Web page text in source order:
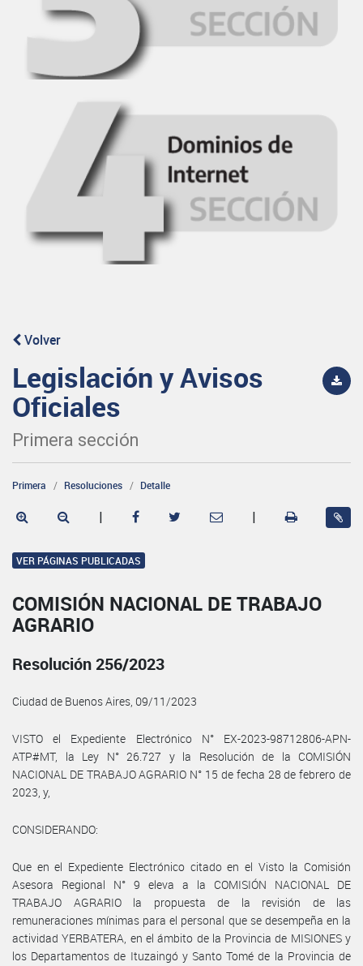
Volver
Legislación y Avisos
Oficiales
Primera sección
Primera Resoluciones Detalle
| |
VER PÁGINAS PUBLICADAS
COMISIÓN NACIONAL DE TRABAJO
AGRARIO
Resolución 256/2023
Ciudad de Buenos Aires, 09/11/2023
VISTO el Expediente Electrónico N° EX-2023-98712806-APN-
ATP#MT, la Ley N° 26.727 y la Resolución de la COMISIÓN
NACIONAL DE TRABAJO AGRARIO N° 15 de fecha 28 de febrero de
2023, y,
CONSIDERANDO:
Que en el Expediente Electrónico citado en el Visto la Comisión
Asesora Regional N° 9 eleva a la COMISIÓN NACIONAL DE
TRABAJO AGRARIO la propuesta de la revisión de las
remuneraciones mínimas para el personal que se desempeña en la
actividad YERBATERA, en el ámbito de la Provincia de MISIONES y
los Departamentos de Ituzaingó y Santo Tomé de la Provincia de